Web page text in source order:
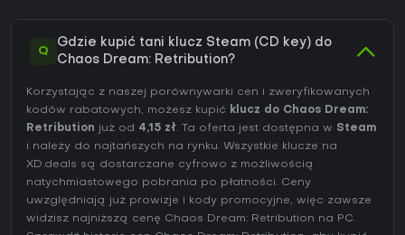
Q
Gdzie kupić tani klucz Steam (CD key) do
Chaos Dream: Retribution?
Korzystając z naszej porównywarki cen i zweryfikowanych
kodów rabatowych, możesz kupić klucz do Chaos Dream:
Retribution już od 4,15 zł. Ta oferta jest dostępna w Steam
i należy do najtańszych na rynku. Wszystkie klucze na
XD.deals są dostarczane cyfrowo z możliwością
natychmiastowego pobrania po płatności. Ceny
uwzględniają już prowizje i kody promocyjne, więc zawsze
widzisz najniższą cenę Chaos Dream: Retribution na PC.